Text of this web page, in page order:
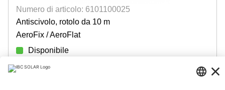
Numero di articolo: 6101100025
Antiscivolo, rotolo da 10 m
AeroFix / AeroFlat
Disponibile